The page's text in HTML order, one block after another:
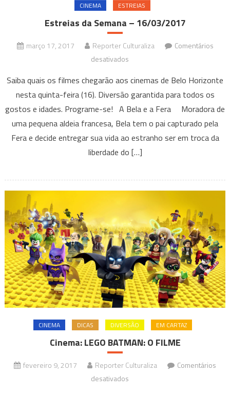
CINEMA ESTREIAS
Estreias da Semana – 16/03/2017
março 17, 2017 Reporter Culturaliza
Comentários
desativados
da
Semana
–
16/03/2017
Saiba quais os filmes chegarão aos cinemas de Belo Horizonte
nesta quinta-feira (16). Diversão garantida para todos os
gostos e idades. Programe-se! A Bela e a Fera Moradora de
uma pequena aldeia francesa, Bela tem o pai capturado pela
Fera e decide entregar sua vida ao estranho ser em troca da
liberdade do […]
CINEMA DICAS DIVERSÃO EM CARTAZ
Cinema: LEGO BATMAN: O FILME
fevereiro 9, 2017 Reporter Culturaliza
Comentários
desativados